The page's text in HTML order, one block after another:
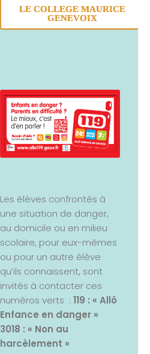
LE COLLEGE MAURICE
GENEVOIX
Les élèves confrontés à
une situation de danger,
au domicile ou en milieu
scolaire, pour eux-mêmes
ou pour un autre élève
qu’ils connaissent, sont
invités à contacter ces
numéros verts : 119 : « Allô
Enfance en danger »
3018 : « Non au
harcèlement »